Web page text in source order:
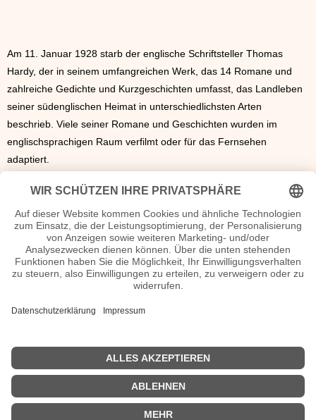
Am 11. Januar 1928 starb der englische Schriftsteller Thomas
Hardy, der in seinem umfangreichen Werk, das 14 Romane und
zahlreiche Gedichte und Kurzgeschichten umfasst, das Landleben
seiner südenglischen Heimat in unterschiedlichsten Arten
beschrieb. Viele seiner Romane und Geschichten wurden im
englischsprachigen Raum verfilmt oder für das Fernsehen
adaptiert.
Arbeiten unter dem Pseudonym Klabund veröffentlichte, starb am
14. August 1928 in einem Schweizer Sanatorium an Tuberkulose.
Sein Werk umfasst etliche Romane und Prosatexte sowie eine
große Anzahl an Gedichten. Der Roman „Bracke“ und das
Theaterstück „Der Kreidekreis“, dessen Stoff Bertolt Brecht später
für „Der Kaukasische Kreidekreis“ umarbeitete, gelten als seine
Am 29. April jenes Jahres starb der mehrfach ausgezeichnete
<< |Literatur 1929 >>
| © 2013–2026 was-war-wann.de. Alle Rechte vorbehalten. |